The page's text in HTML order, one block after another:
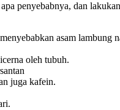
penyebabnya, dan
asam lambung
oleh tubuh.
juga kafein.